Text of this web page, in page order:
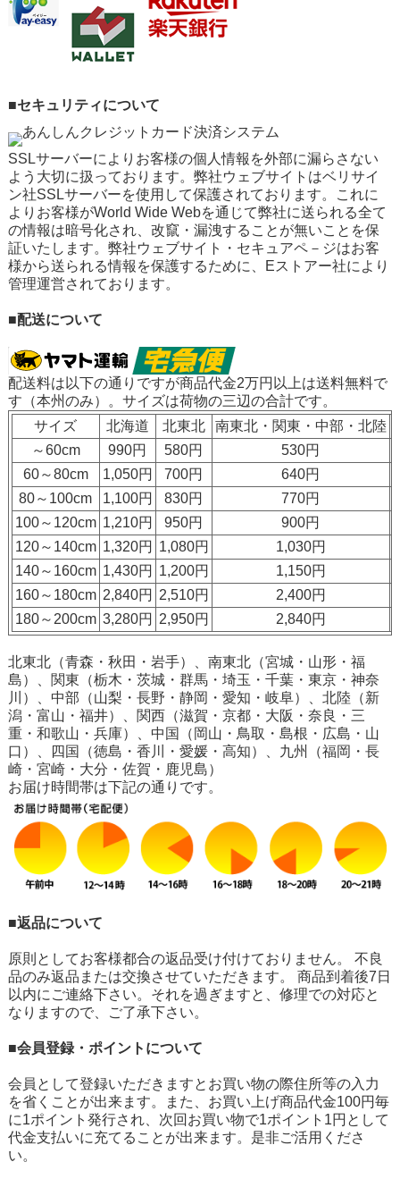
■セキュリティについて
SSLサーバーによりお客様の個人情報を外部に漏らさない
よう大切に扱っております。弊社ウェブサイトはベリサイ
ン社SSLサーバーを使用して保護されております。これに
よりお客様がWorld Wide Webを通じて弊社に送られる全て
の情報は暗号化され、改竄・漏洩することが無いことを保
証いたします。弊社ウェブサイト・セキュアペ－ジはお客
様から送られる情報を保護するために、Eストアー社により
管理運営されております。
■配送について
配送料は以下の通りですが商品代金2万円以上は送料無料で
す（本州のみ）。サイズは荷物の三辺の合計です。
サイズ
北海道 北東北
南東北・関東・中部・北陸
～60cm
990円 580円 530円
60～80cm
1,050円 700円 640円
80～100cm
1,100円 830円 770円
100～120cm 1,210円 950円 900円
120～140cm 1,320円 1,080円 1,030円
140～160cm 1,430円 1,200円 1,150円
160～180cm 2,840円 2,510円 2,400円
180～200cm 3,280円 2,950円 2,840円
北東北（青森・秋田・岩手）、南東北（宮城・山形・福
島）、関東（栃木・茨城・群馬・埼玉・千葉・東京・神奈
川）、中部（山梨・長野・静岡・愛知・岐阜）、北陸（新
潟・富山・福井）、関西（滋賀・京都・大阪・奈良・三
重・和歌山・兵庫）、中国（岡山・鳥取・島根・広島・山
口）、四国（徳島・香川・愛媛・高知）、九州（福岡・長
崎・宮崎・大分・佐賀・鹿児島）
お届け時間帯は下記の通りです。
■返品について
原則としてお客様都合の返品受け付けておりません。 不良
品のみ返品または交換させていただきます。 商品到着後7日
以内にご連絡下さい。それを過ぎますと、修理での対応と
なりますので、ご了承下さい。
■会員登録・ポイントについて
会員として登録いただきますとお買い物の際住所等の入力
を省くことが出来ます。また、お買い上げ商品代金100円毎
に1ポイント発行され、次回お買い物で1ポイント1円として
代金支払いに充てることが出来ます。是非ご活用くださ
い。